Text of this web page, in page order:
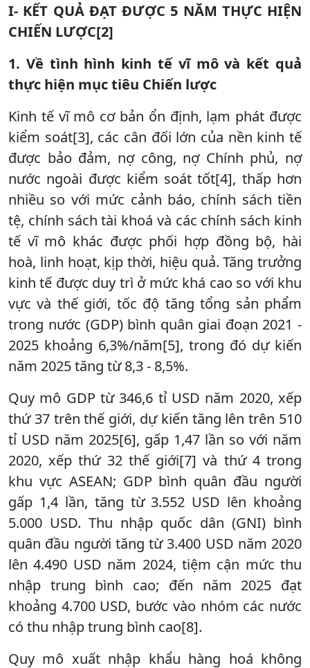
I- KẾT QUẢ ĐẠT ĐƯỢC 5 NĂM THỰC HIỆN
CHIẾN LƯỢC[2]
1. Về tình hình kinh tế vĩ mô và kết quả
thực hiện mục tiêu Chiến lược
Kinh tế vĩ mô cơ bản ổn định, lạm phát được
kiểm soát[3], các cân đối lớn của nền kinh tế
được bảo đảm, nợ công, nợ Chính phủ, nợ
nước ngoài được kiểm soát tốt[4], thấp hơn
nhiều so với mức cảnh báo, chính sách tiền
tệ, chính sách tài khoá và các chính sách kinh
tế vĩ mô khác được phối hợp đồng bộ, hài
hoà, linh hoạt, kịp thời, hiệu quả. Tăng trưởng
kinh tế được duy trì ở mức khá cao so với khu
vực và thế giới, tốc độ tăng tổng sản phẩm
trong nước (GDP) bình quân giai đoạn 2021 -
2025 khoảng 6,3%/năm[5], trong đó dự kiến
năm 2025 tăng từ 8,3 - 8,5%.
Quy mô GDP từ 346,6 tỉ USD năm 2020, xếp
thứ 37 trên thế giới, dự kiến tăng lên trên 510
tỉ USD năm 2025[6], gấp 1,47 lần so với năm
2020, xếp thứ 32 thế giới[7] và thứ 4 trong
khu vực ASEAN; GDP bình quân đầu người
gấp 1,4 lần, tăng từ 3.552 USD lên khoảng
5.000 USD. Thu nhập quốc dân (GNI) bình
quân đầu người tăng từ 3.400 USD năm 2020
lên 4.490 USD năm 2024, tiệm cận mức thu
nhập trung bình cao; đến năm 2025 đạt
khoảng 4.700 USD, bước vào nhóm các nước
có thu nhập trung bình cao[8].
Quy mô xuất nhập khẩu hàng hoá không